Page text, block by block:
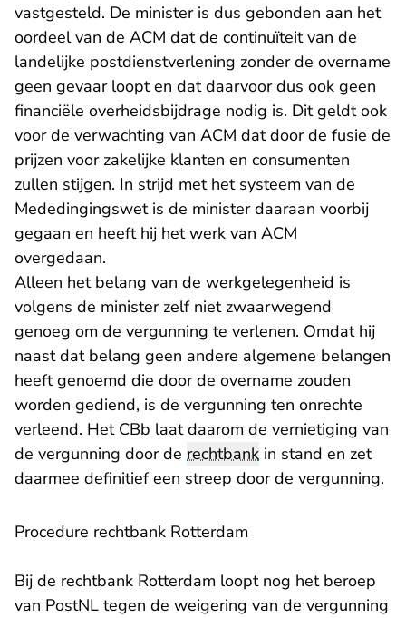
vastgesteld. De minister is dus gebonden aan het
oordeel van de ACM dat de continuïteit van de
landelijke postdienstverlening zonder de overname
geen gevaar loopt en dat daarvoor dus ook geen
financiële overheidsbijdrage nodig is. Dit geldt ook
voor de verwachting van ACM dat door de fusie de
prijzen voor zakelijke klanten en consumenten
zullen stijgen. In strijd met het systeem van de
Mededingingswet is de minister daaraan voorbij
gegaan en heeft hij het werk van ACM
overgedaan.
Alleen het belang van de werkgelegenheid is
volgens de minister zelf niet zwaarwegend
genoeg om de vergunning te verlenen. Omdat hij
naast dat belang geen andere algemene belangen
heeft genoemd die door de overname zouden
worden gediend, is de vergunning ten onrechte
verleend. Het CBb laat daarom de vernietiging van
de vergunning door de rechtbank in stand en zet
daarmee definitief een streep door de vergunning.
Procedure rechtbank Rotterdam
Bij de rechtbank Rotterdam loopt nog het beroep
van PostNL tegen de weigering van de vergunning